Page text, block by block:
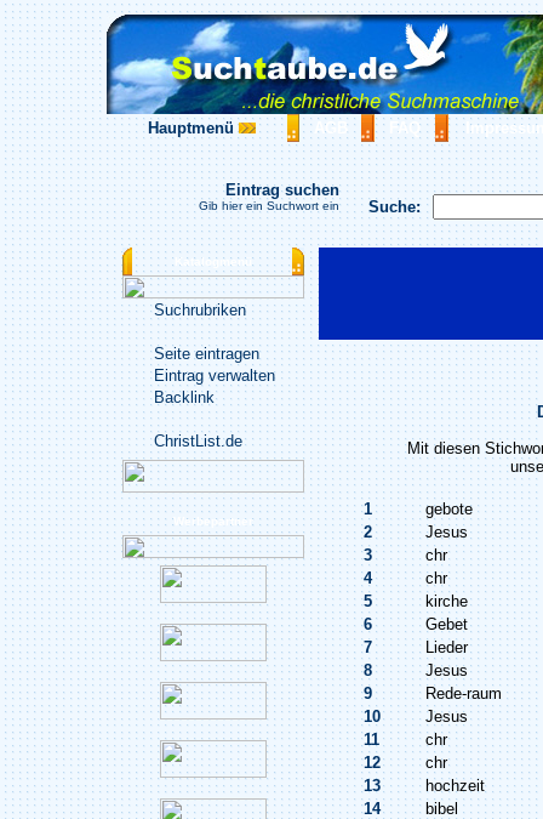
Hauptmenü AGB FAQ
Suche:
Eintrag suchen
Gib hier ein Suchwort ein
Katalogmenü
Suchrubriken
Seite eintragen
Eintrag verwalten
Backlink
ChristList.de
Werbepartner
Mit diesen
1
gebote
2
Jesus
3
chr
4
chr
5
kirche
6
Gebet
7
Lieder
8
Jesus
9
Rede-raum
10
Jesus
11
chr
12
chr
13
hochzeit
14
bibel